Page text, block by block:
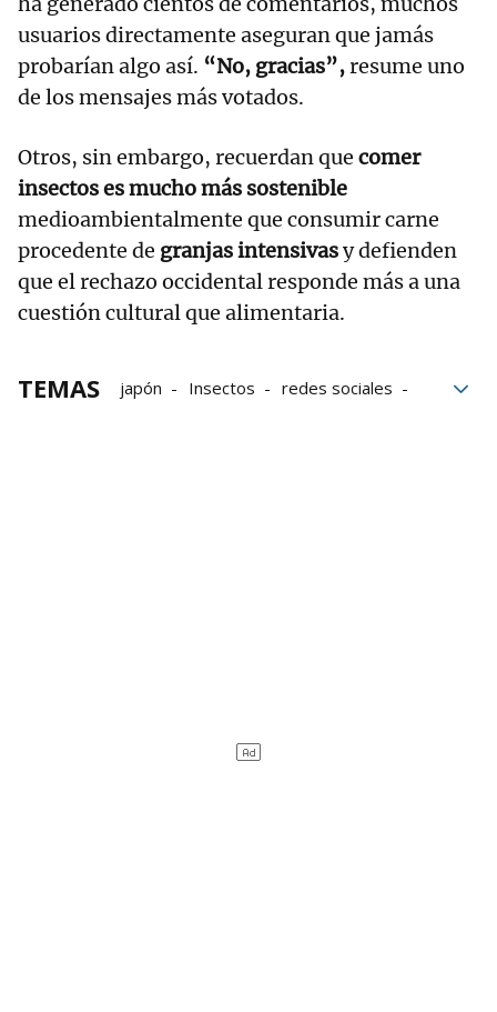
usuarios directamente aseguran que jamás
probarían algo así. “No, gracias”,resume uno
de los mensajes más votados.
Otros, sin embargo, recuerdan que comer
insectos es mucho más sostenible
medioambientalmente que consumir carne
procedente de granjas intensivasy defienden
que el rechazo occidental responde más a una
cuestión cultural que alimentaria.
TEMAS japón Insectos
redes sociales